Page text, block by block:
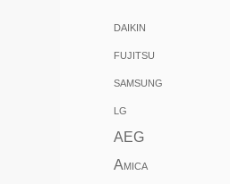
daikin
fujitsu
samsung
lg
AEG
Amica